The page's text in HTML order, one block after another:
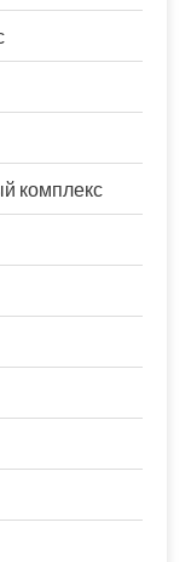
комплекс